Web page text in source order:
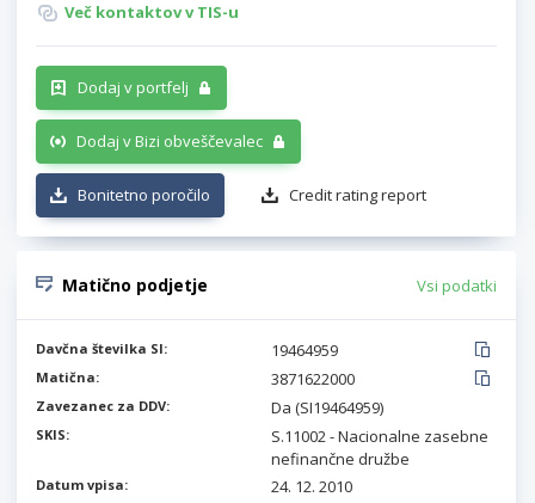
Več kontaktov v TIS-u
Dodaj v portfelj
Dodaj v Bizi obveščevalec
Bonitetno poročilo Credit rating report
Matično podjetje Vsi podatki
Davčna številka SI: 19464959
Matična: 3871622000
Zavezanec za DDV: Da (SI19464959)
SKIS:
S.11002 - Nacionalne zasebne
nefinančne družbe
Datum vpisa: 24. 12. 2010